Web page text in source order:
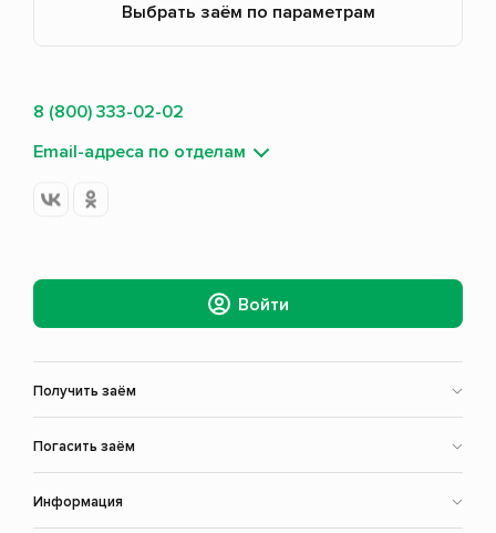
Выбрать заём по параметрам
Получить заём
Погасить заём
Информация
8 (800) 333-02-02
Email-адреса по отделам
Войти